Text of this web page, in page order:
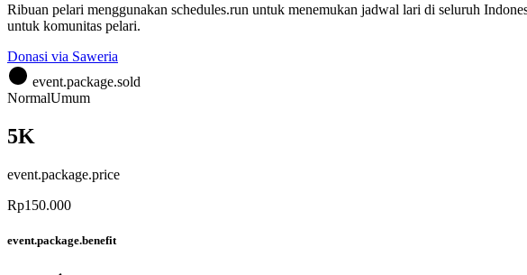
Ribuan pelari menggunakan schedules.run untuk menemukan jadwal lari di seluruh
untuk komunitas pelari.
Donasi via Saweria
event.package.sold
NormalUmum
5K
event.package.price
Rp150.000
event.package.benefit